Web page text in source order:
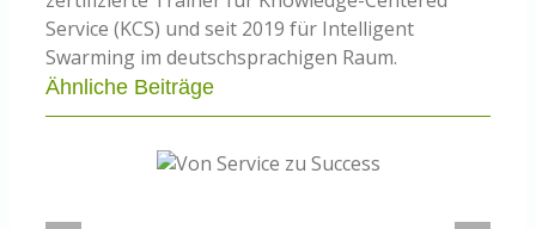
Service (KCS) und seit 2019 für Intelligent
Swarming im deutschsprachigen Raum.
Ähnliche Beiträge